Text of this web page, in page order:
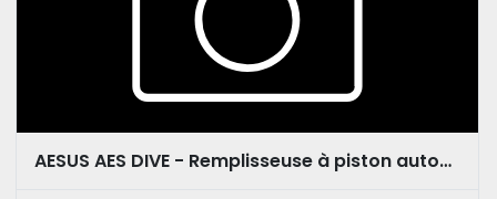
AESUS AES DIVE - Remplisseuse à piston automatique